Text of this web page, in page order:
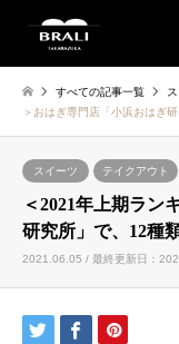
すべての記事一覧
＞おはぎ専門店「小浜おはぎ
スイーツ テイクアウト
＜2021年上期ラン
研究所」で、12種
2021.06.05 / 最終更新日：